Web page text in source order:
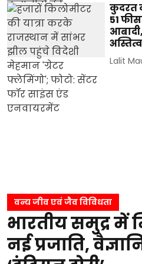
कुदरत
51
अस्तित्व
Lalit
वन्य जीव एवं जैव विविधता
भारतीय समुद्र में
नई प्रजाति,